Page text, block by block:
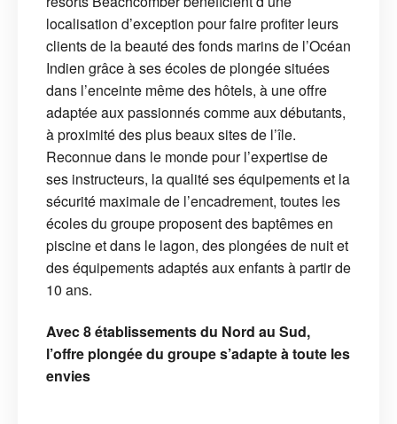
localisation d’exception pour faire profiter leurs
clients de la beauté des fonds marins de l’Océan
Indien grâce à ses écoles de plongée situées
dans l’enceinte même des hôtels, à une offre
adaptée aux passionnés comme aux débutants,
à proximité des plus beaux sites de l’île.
Reconnue dans le monde pour l’expertise de
ses instructeurs, la qualité ses équipements et la
sécurité maximale de l’encadrement, toutes les
écoles du groupe proposent des baptêmes en
piscine et dans le lagon, des plongées de nuit et
des équipements adaptés aux enfants à partir de
10 ans.
Avec 8 établissements du Nord au Sud,
l’offre plongée du groupe s’adapte à toute les
envies